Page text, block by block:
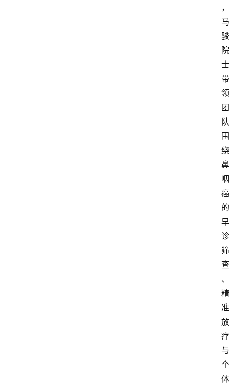
，
马
骏
院
士
带
领
团
队
围
绕
鼻
咽
癌
的
早
诊
筛
查
、
精
准
放
疗
与
个
体